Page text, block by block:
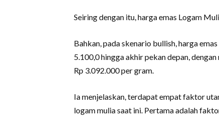
Seiring dengan itu, harga emas Logam
Bahkan, pada skenario bullish, harga
5.100,0 hingga akhir pekan depan,
Rp 3.092.000 per gram.
Ia menjelaskan, terdapat empat faktor
logam mulia saat ini. Pertama adalah